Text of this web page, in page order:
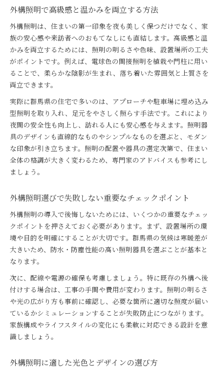
外構照明で高級感と温かみを両立する方法
外構照明は、住まいの第一印象を夜も美しく保つだけでなく、家
族の安心感や来訪者へのおもてなしにも直結します。高級感と温
かみを両立するためには、照明の明るさや色味、設置場所の工夫
がポイントです。例えば、電球色の間接照明を植栽や門柱に用い
ることで、柔らかな陰影が生まれ、落ち着いた雰囲気と上質さを
両立できます。
実際に群馬県の住宅で多いのは、アプローチや駐車場に埋め込み
型照明を取り入れ、足元をやさしく照らす手法です。これにより
夜間の安全性も向上し、訪れる人にも安心感を与えます。照明器
具のデザインも直線的なものやシンプルなものを選ぶと、モダン
な印象が引き立ちます。照明の配置や器具の選定次第で、住まい
全体の格調が大きく変わるため、専門家のアドバイスも参考にし
ましょう。
外構照明選びで失敗しない重要なチェックポイント
外構照明の導入で後悔しないためには、いくつかの重要なチェッ
クポイントを押さえておく必要があります。まず、設置場所の環
境や目的を明確にすることが大切です。群馬県の気候は寒暖差が
大きいため、防水・防塵性能の高い照明器具を選ぶことが基本と
なります。
次に、配線や電源の確保も考慮しましょう。特に既存の外構へ後
付けする場合は、工事の手間や費用が変わります。照明の明るさ
や光の広がり方も事前に確認し、必要な箇所に適切な照度が届い
ているかシミュレーションすることが失敗防止につながります。
家族構成やライフスタイルの変化にも柔軟に対応できる設計を意
識しましょう。
外構照明に適した光色とデザインの選び方